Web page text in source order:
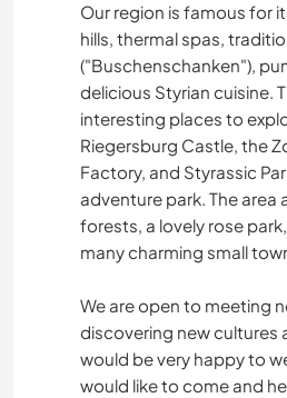
Our region is famous for
hills, thermal spas,
("Buschenschanken"),
delicious Styrian cuisine.
interesting places to
Riegersburg Castle, the
Factory, and Styrassic
adventure park. The
forests, a lovely rose
many charming small
We are open to meeting
discovering new cultures
would be very happy to
would like to come and